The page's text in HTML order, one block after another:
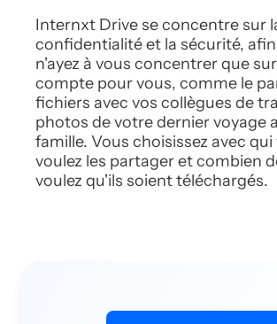
Internxt Drive se concentre sur
confidentialitéet la sécurité,
n'ayez à vous concentrerque
compte pour vous, comme le
fichiers avec vos collègues de
photos de votre dernier voyage
famille. Vous choisissez avec qui
voulez les partager et combien
voulez qu'ils soient téléchargés.